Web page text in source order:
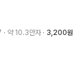
· 약 10.3만자 3,200원